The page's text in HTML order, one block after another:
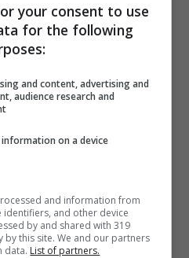
esatta lasci
your consent to use
for the following
and content, advertising and
audience research and
on a device
and information from
identifiers, and other device
by and shared with 319
by this site. We and our partners
data. List of partners.